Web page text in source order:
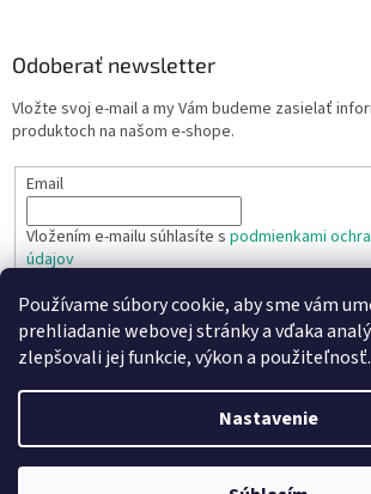
Používame súbory cookie, aby sme vám
prehliadanie webovej stránky a vďaka
zlepšovali jej funkcie, výkon a použiteľnosť.
Nastavenie
Odoberať newsletter
Vložte svoj e-mail a my Vám budeme zasielať
produktoch na našom e-shope.
Email
Vložením e-mailu súhlasíte s podmienkami
údajov
PRIHLÁSIŤ SA
Vytvoril Shoptet